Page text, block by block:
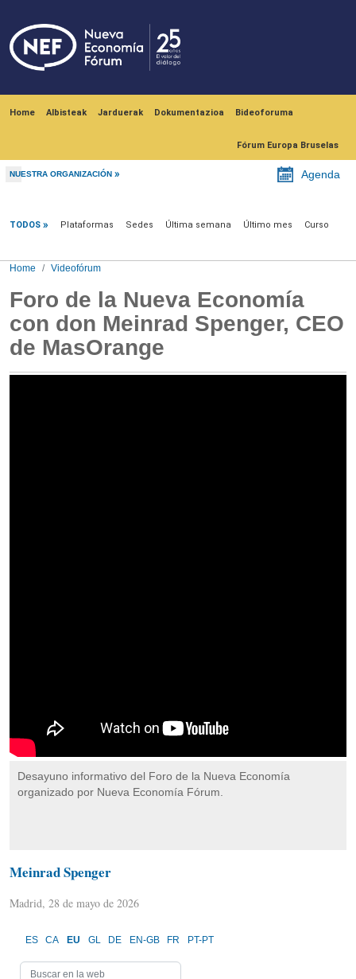
Home Albisteak Jarduerak Dokumentazioa Bideoforuma
Fórum Europa Bruselas
NUESTRA ORGANIZACIÓN Agenda
TODOS Plataformas Sedes Última semana Último mes Curso
Home Videofórum
Foro de la Nueva Economía
con don Meinrad Spenger, CEO
de MasOrange
Desayuno informativo del Foro de la Nueva Economía
organizado por Nueva Economía Fórum.
Meinrad Spenger
Madrid, 28 de mayo de 2026
ES CA EU GL DE EN-GB FR PT-PT